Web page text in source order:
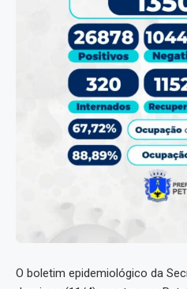
O boletim epidemiológico da